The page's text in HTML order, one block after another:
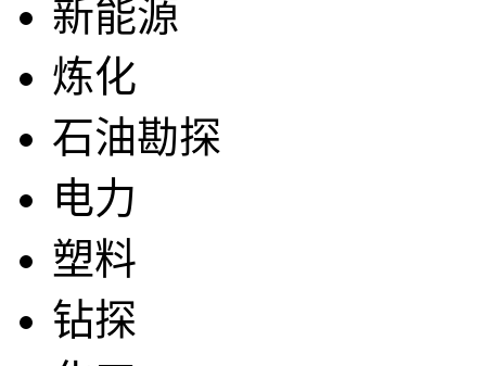
新能源
炼化
石油勘探
电力
塑料
钻探